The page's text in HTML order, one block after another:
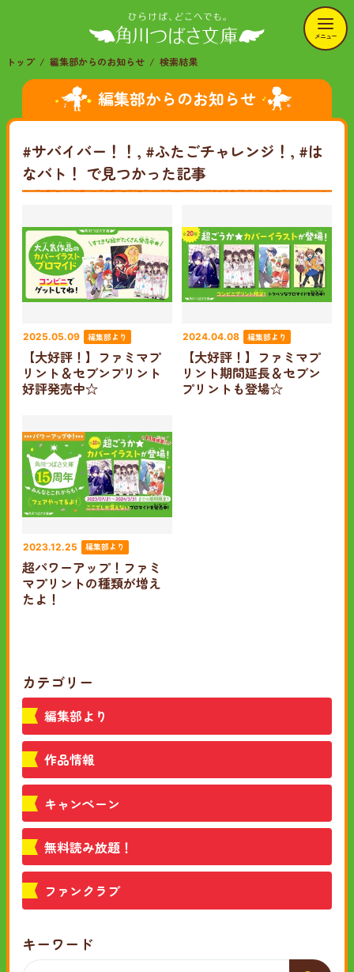
メニュー
トップ 編集部からのお知らせ 検索結果
編集部からのお知らせ
#サバイバー！！, #ふたごチャレンジ！, #は
なバト！ で見つかった記事
2025.05.09 編集部より
【大好評！】ファミマプ
リント＆セブンプリント
好評発売中☆
2024.04.08 編集部より
【大好評！】ファミマプ
リント期間延長＆セブン
プリントも登場☆
2023.12.25 編集部より
超パワーアップ！ファミ
マプリントの種類が増え
たよ！
カテゴリー
編集部より
作品情報
キャンペーン
無料読み放題！
ファンクラブ
キーワード